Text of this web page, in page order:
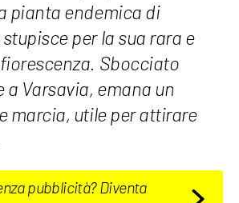
pianta endemica di
per la sua rara e
Sbocciato
a Varsavia, emana un
marcia, utile per attirare
pubblicità? Diventa